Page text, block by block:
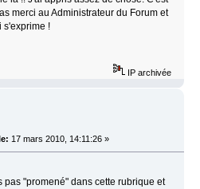
merci au Administrateur du Forum et
s'exprime !
IP archivée
17 mars 2010, 14:11:26 »
"promené" dans cette rubrique et